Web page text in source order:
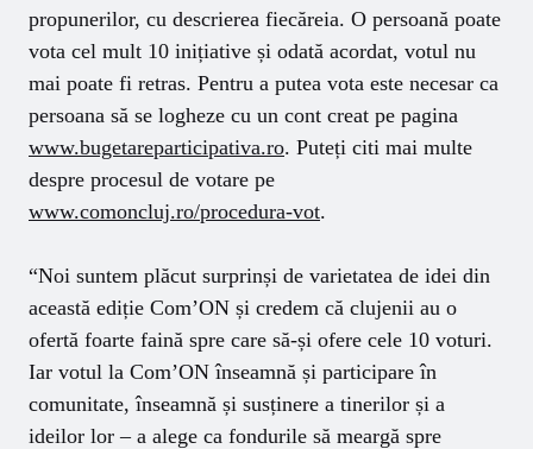
propunerilor, cu descrierea fiecăreia. O persoană poate
vota cel mult 10 inițiative și odată acordat, votul nu
mai poate fi retras. Pentru a putea vota este necesar ca
persoana să se logheze cu un cont creat pe pagina
www.bugetareparticipativa.ro. Puteți citi mai multe
despre procesul de votare pe
www.comoncluj.ro/procedura-vot.
“Noi suntem plăcut surprinși de varietatea de idei din
această ediție Com’ON și credem că clujenii au o
ofertă foarte faină spre care să-și ofere cele 10 voturi.
Iar votul la Com’ON înseamnă și participare în
comunitate, înseamnă și susținere a tinerilor și a
ideilor lor – a alege ca fondurile să meargă spre